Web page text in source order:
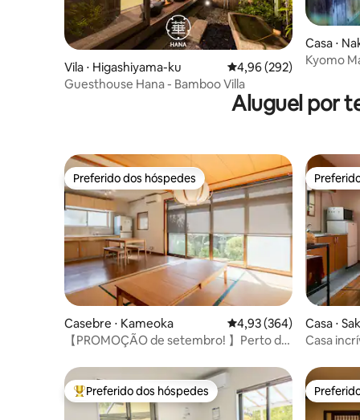
Vila ⋅ Higashiyama-ku 4,96 de uma avaliação
4,96 (292)
Guesthouse Hana - Bamboo Villa
Casa ⋅
Kyomo
luxo
Aluguel por
Preferido dos hóspedes
Preferido dos hóspedes
Casebre ⋅ Kameoka 4,93 de uma avaliação
4,93 (364)
【PROMOÇÃO de setembro! 】Perto de
banheiros
Casa ⋅
Casa
Entre os melhores preferidos dos hóspedes
Preferido dos hóspedes